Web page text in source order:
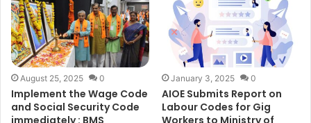
August 25, 2025 0
Implement the Wage Code
and Social Security Code
immediately : BMS
January 3, 2025 0
AIOE Submits Report on
Labour Codes for Gig
Workers to Ministry of